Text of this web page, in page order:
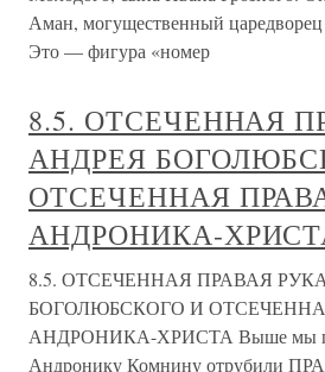
Аман, могущественный царедворец
Это — фигура «номер
8.5. ОТСЕЧЕННАЯ
АНДРЕЯ
ОТСЕЧЕННАЯ
АНДРОНИКА-
8.5. ОТСЕЧЕННАЯ ПРАВАЯ
БОГОЛЮБСКОГО И
АНДРОНИКА-ХРИСТА Выше мы
Андронику Комнину отрубили